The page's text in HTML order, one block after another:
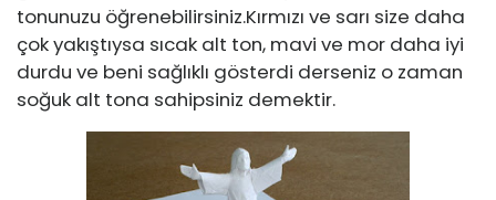
tonunuzu öğrenebilirsiniz.Kırmızı ve sarı size daha
çok yakıştıysa sıcak alt ton, mavi ve mor daha iyi
durdu ve beni sağlıklı gösterdi derseniz o zaman
soğuk alt tona sahipsiniz demektir.